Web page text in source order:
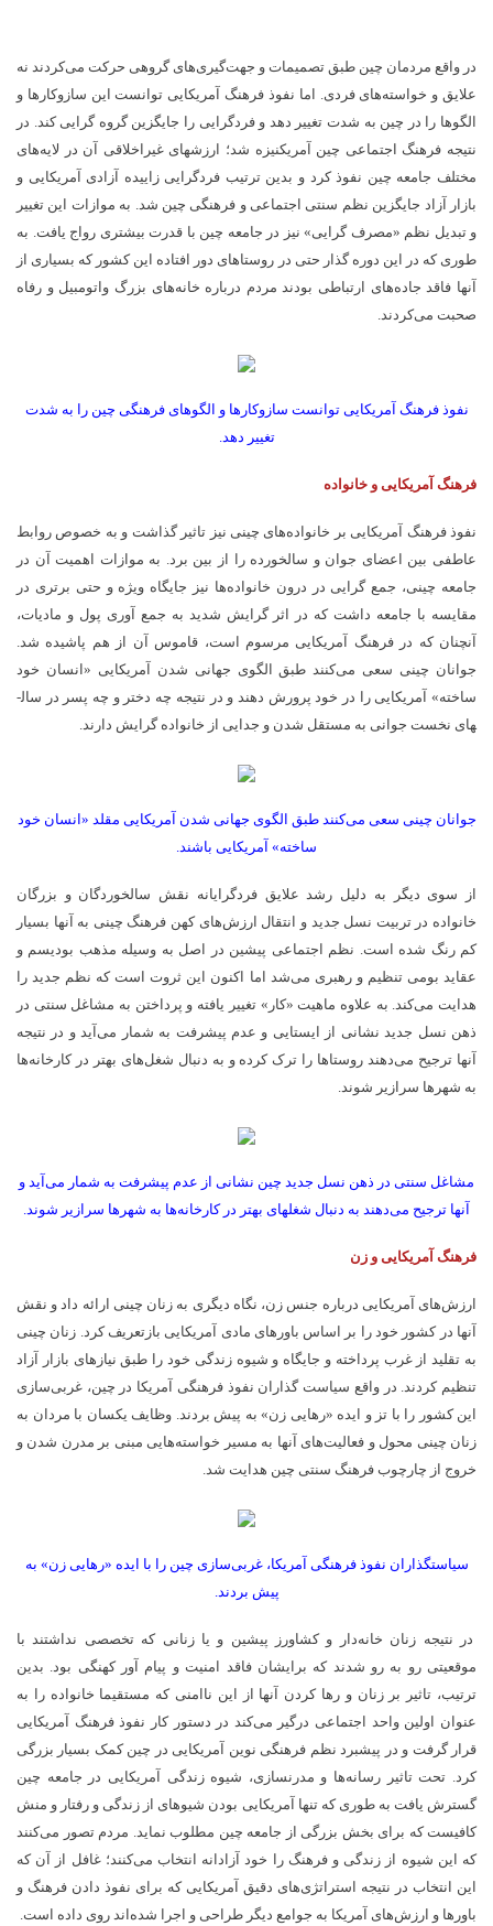
در واقع مردمان چین طبق تصمیمات و جهت­‌گیری­‌های گروهی حرکت می­‌کردند نه
علایق و خواسته­‌های فردی. اما نفوذ فرهنگ آمریکایی توانست این سازوکارها و
الگوها را در چین به شدت تغییر دهد و فردگرایی را جایگزین گروه گرایی کند. در
نتیجه فرهنگ اجتماعی چین آمریکنیزه شد؛ ارزش­های غیراخلاقی آن در لایه­‌های
مختلف جامعه چین نفوذ کرد و بدین ترتیب فردگرایی زاییده آزادی آمریکایی و
بازار آزاد جایگزین نظم سنتی اجتماعی و فرهنگی چین شد. به موازات این تغییر
و تبدیل نظم «مصرف گرایی» نیز در جامعه چین با قدرت بیشتری رواج یافت. به
طوری که در این دوره گذار حتی در روستاهای دور افتاده این کشور که بسیاری از
آنها فاقد جاده­‌های ارتباطی بودند مردم درباره خانه­‌های بزرگ واتومبیل و رفاه
صحبت می­‌کردند.
نفوذ فرهنگ آمریکایی توانست سازوکارها و الگوهای فرهنگی چین را به شدت
تغییر دهد.
فرهنگ آمریکایی و خانواده
نفوذ فرهنگ آمریکایی بر خانواده­‌های چینی نیز تاثیر گذاشت و به خصوص روابط
عاطفی بین اعضای جوان و سالخورده را از بین برد. به موازات اهمیت آن در
جامعه چینی، جمع گرایی در درون خانواده­‌ها نیز جایگاه ویژه­ و حتی برتری در
مقایسه با جامعه داشت که در اثر گرایش شدید به جمع آوری پول و مادیات،
آنچنان که در فرهنگ آمریکایی مرسوم است، قاموس آن از هم پاشیده شد.
جوانان چینی سعی می­‌کنند طبق الگوی جهانی شدن آمریکایی «انسان خود
ساخته» آمریکایی را در خود پرورش دهند و در نتیجه چه دختر و چه پسر در سال­
های نخست جوانی به مستقل شدن و جدایی از خانواده گرایش دارند.
جوانان چینی سعی می­‌کنند طبق الگوی جهانی شدن آمریکایی مقلد «انسان خود
ساخته» آمریکایی باشند.
از سوی دیگر به دلیل رشد علایق فردگرایانه نقش سالخوردگان و بزرگان
خانواده در تربیت نسل جدید و انتقال ارزش­‌های کهن فرهنگ چینی به آنها بسیار
کم رنگ شده است. نظم اجتماعی پیشین در اصل به وسیله مذهب بودیسم و
عقاید بومی تنظیم و رهبری می­‌شد اما اکنون این ثروت است که نظم جدید را
هدایت می­‌کند. به علاوه ماهیت «کار» تغییر یافته و پرداختن به مشاغل سنتی در
ذهن نسل جدید نشانی از ایستایی و عدم پیشرفت به شمار می­‌آید و در نتیجه
آنها ترجیح می­‌دهند روستاها را ترک کرده و به دنبال شغل­‌های بهتر در کارخانه­‌ها
به شهرها سرازیر شوند.
مشاغل سنتی در ذهن نسل جدید چین نشانی از عدم پیشرفت به شمار می­‌آید و
آنها ترجیح می­‌دهند به دنبال شغل­های بهتر در کارخانه­‌ها به شهرها سرازیر شوند.
فرهنگ آمریکایی و زن
ارزش‌­های آمریکایی درباره جنس زن، نگاه دیگری به زنان چینی ارائه داد و نقش
آنها در کشور خود را بر اساس باورهای مادی آمریکایی بازتعریف کرد. زنان چینی
به تقلید از غرب پرداخته و جایگاه و شیوه زندگی خود را طبق نیازهای بازار آزاد
تنظیم کردند. در واقع سیاست گذاران نفوذ فرهنگی آمریکا در چین، غربی­‌سازی
این کشور را با تز و ایده «رهایی زن» به پیش بردند. وظایف یکسان با مردان به
زنان چینی محول و فعالیت­‌های آنها به مسیر خواسته­‌هایی مبنی بر مدرن شدن و
خروج از چارچوب فرهنگ سنتی چین هدایت شد.
سیاست­گذاران نفوذ فرهنگی آمریکا، غربی­‌سازی چین را با ایده «رهایی زن» به
پیش بردند.
در نتیجه زنان خانه­‌دار و کشاورز پیشین و یا زنانی که تخصصی نداشتند با
موقعیتی رو به رو شدند که برایشان فاقد امنیت و پیام آور کهنگی بود. بدین
ترتیب، تاثیر بر زنان و رها کردن آنها از این ناامنی که مستقیما خانواده را به
عنوان اولین واحد اجتماعی درگیر می­‌کند در دستور کار نفوذ فرهنگ آمریکایی
قرار گرفت و در پیشبرد نظم فرهنگی نوین آمریکایی در چین کمک بسیار بزرگی
کرد. تحت تاثیر رسانه­‌ها و مدرن­سازی، شیوه زندگی آمریکایی در جامعه چین
گسترش یافت به طوری که تنها آمریکایی بودن شیوه­ای از زندگی و رفتار و منش
کافیست که برای بخش بزرگی از جامعه چین مطلوب ­نماید. مردم تصور می­‌کنند
که این شیوه از زندگی و فرهنگ را خود آزادانه انتخاب می­‌کنند؛ غافل از آن که
این انتخاب در نتیجه استراتژی­‌های دقیق آمریکایی که برای نفوذ دادن فرهنگ و
باورها و ارزش­‌های آمریکا به جوامع دیگر طراحی و اجرا شده­‌اند روی داده است.